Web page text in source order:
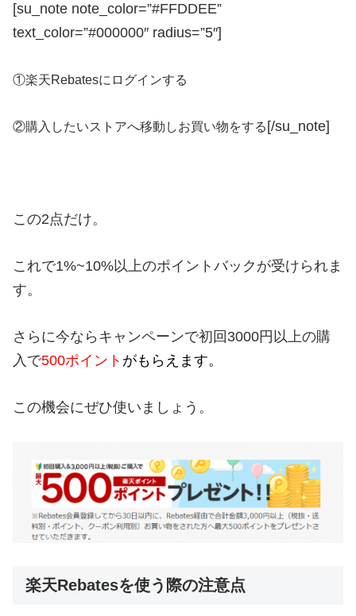
[su_note note_color=”#FFDDEE”
text_color=”#000000″ radius=”5″]
①楽天Rebatesにログインする
②購入したいストアへ移動しお買い物をする[/su_note]
この2点だけ。
これで1%~10%以上のポイントバックが受けられま
す。
さらに今ならキャンペーンで初回3000円以上の購
入で500ポイント がもらえます。
この機会にぜひ使いましょう。
楽天Rebatesを使う際の注意点